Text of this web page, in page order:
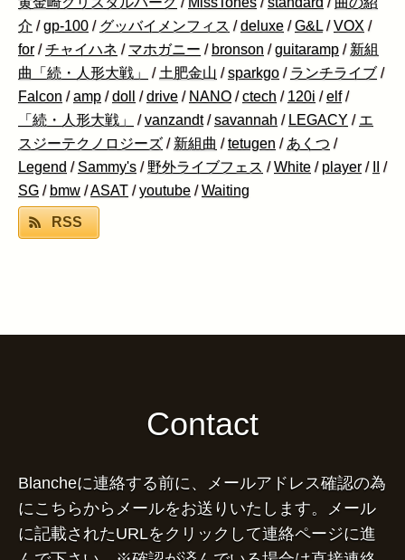
介 /gp-100 / グッバイメンフィス /deluxe /G&L /VOX /
for /チャイハネ / マホガニー / bronson /guitaramp / 新組
曲「続・人形大戦」
/ 土肥金山 /sparkgo / ランチライブ /
Falcon /amp /doll /drive / NANO /ctech / 120i /elf /
「続・人形大戦」
/vanzandt /savannah / LEGACY / エ
スジーテクノロジーズ / 新組曲 /tetugen / あくつ /
Legend /Sammy's / 野外ライブフェス /White / player /
/
SG / bmw /ASAT /youtube /Waiting
RSS
Contact
Blancheに連絡する前に、メールアドレス確認の為
にこちらからメールをお送りいたします。メール
に記載されたURLをクリックして連絡ページに進